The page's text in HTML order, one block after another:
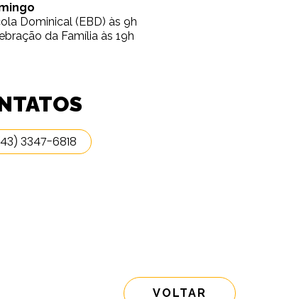
Dominical (EBD) às 9h
da Família às 19h
3347-6818
VOLTAR